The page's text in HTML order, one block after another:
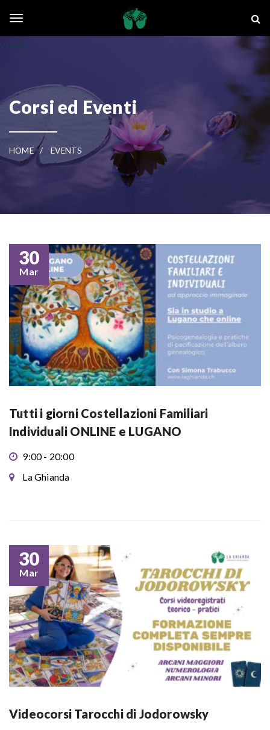
Corsi ed Eventi
HOME EVENTS
30
Mar
Tutti i giorni Costellazioni Familiari
Individuali ONLINE e LUGANO
9:00 - 20:00
La Ghianda
30
Mar
Videocorsi Tarocchi di Jodorowsky